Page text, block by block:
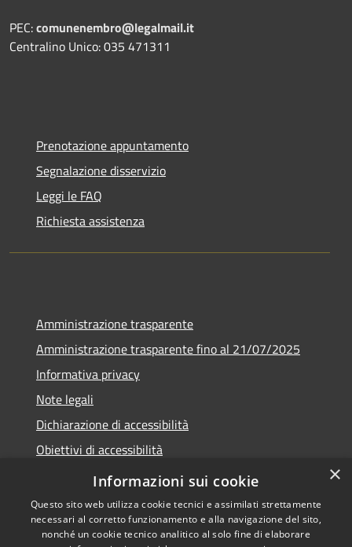
PEC:comunenembro@legalmail.it
Centralino Unico: 035 471311
Prenotazione appuntamento
Segnalazione disservizio
Leggi le FAQ
Richiesta assistenza
Amministrazione trasparente
Amministrazione trasparente fino al 21/07/2025
Informativa privacy
Note legali
Dichiarazione di accessibilità
Obiettivi di accessibilità
Piano di miglioramento
×
Informazioni sui cookie
Questo sito web utilizza cookie tecnici e assimilati strettamente
necessari al corretto funzionamento e alla navigazione del sito,
nonché un cookie tecnico analitico al solo fine di elaborare